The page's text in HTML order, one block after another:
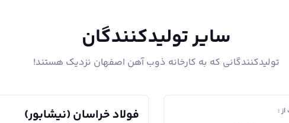
سایر تولیدکنندگان
تولیدکنندگانی که به کارخانه ذوب آهن اصفهان نزدیک هستند!
: فولاد خراسان (نیشابور)